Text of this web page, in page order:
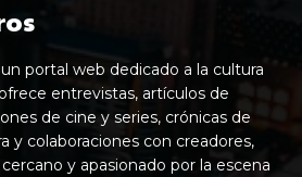
portal web dedicado a la cultura
entrevistas, artículos de
de cine y series, crónicas de
y colaboraciones con creadores,
y apasionado por la escena